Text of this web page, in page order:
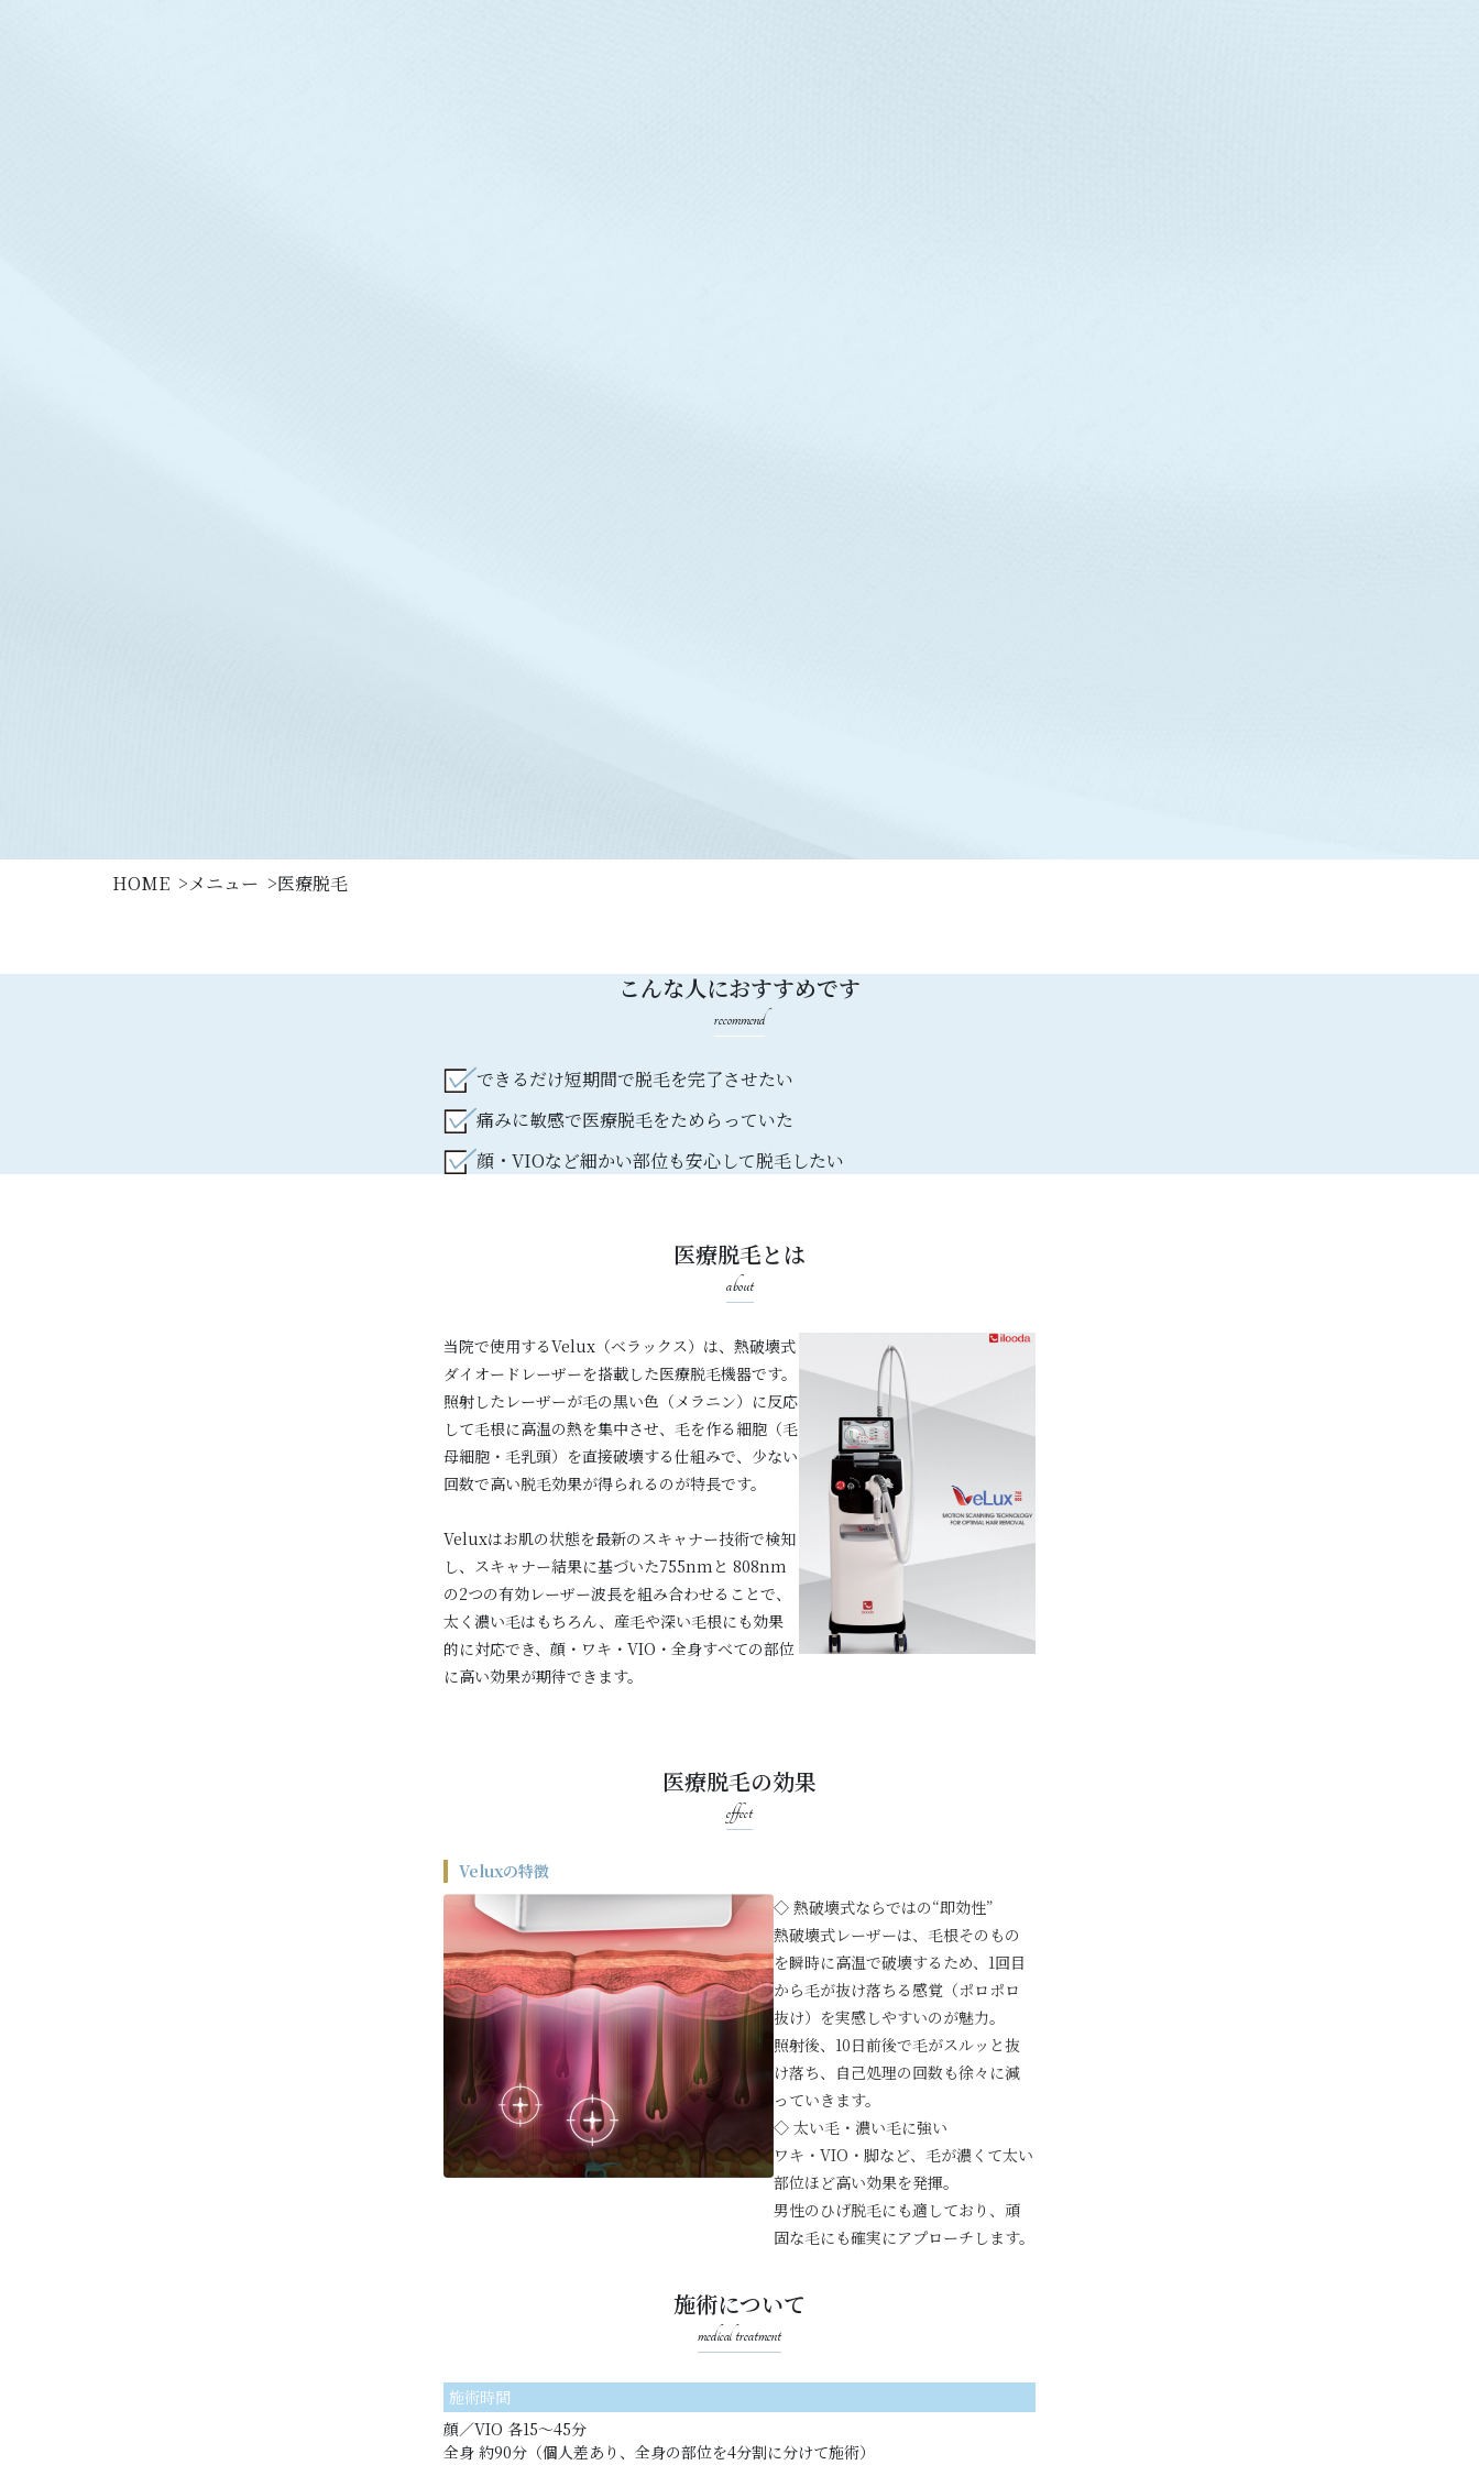
HOME メニュー 医療脱毛
こんな人におすすめです
recommend
できるだけ短期間で脱毛を完了させたい
痛みに敏感で医療脱毛をためらっていた
顔・VIOなど細かい部位も安心して脱毛したい
医療脱毛とは
about
当院で使用するVelux（ベラックス）は、熱破壊式
ダイオードレーザーを搭載した医療脱毛機器です。
照射したレーザーが毛の黒い色（メラニン）に反応
して毛根に高温の熱を集中させ、毛を作る細胞（毛
母細胞・毛乳頭）を直接破壊する仕組みで、少ない
回数で高い脱毛効果が得られるのが特長です。
Veluxはお肌の状態を最新のスキャナー技術で検知
し、スキャナー結果に基づいた755nmと 808nm
の2つの有効レーザー波長を組み合わせることで、
太く濃い毛はもちろん、産毛や深い毛根にも効果
的に対応でき、顔・ワキ・VIO・全身すべての部位
に高い効果が期待できます。
医療脱毛の効果
effect
Veluxの特徴
◇ 熱破壊式ならではの“即効性”
熱破壊式レーザーは、毛根そのもの
を瞬時に高温で破壊するため、1回目
から毛が抜け落ちる感覚（ポロポロ
抜け）を実感しやすいのが魅力。
照射後、10日前後で毛がスルッと抜
け落ち、自己処理の回数も徐々に減
っていきます。
◇ 太い毛・濃い毛に強い
ワキ・VIO・脚など、毛が濃くて太い
部位ほど高い効果を発揮。
男性のひげ脱毛にも適しており、頑
固な毛にも確実にアプローチします。
施術について
medical treatment
施術時間
顔／VIO 各15〜45分
全身 約90分（個人差あり、全身の部位を4分割に分けて施術）